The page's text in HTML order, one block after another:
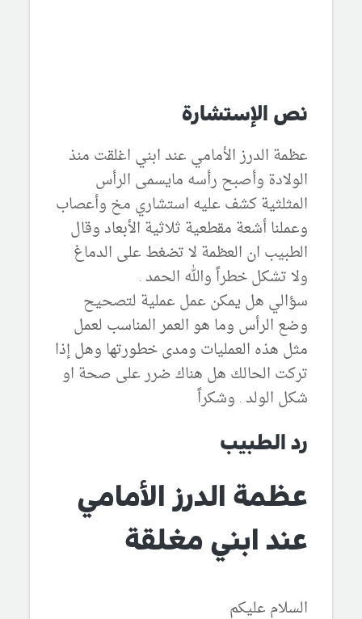
نص الإستشارة
عظمة الدرز الأمامي عند ابني اغلقت منذ
الولادة وأصبح رأسه مايسمى الرأس
المثلثية كشف عليه استشاري مخ وأعصاب
وعملنا أشعة مقطعية ثلاثية الأبعاد وقال
الطبيب ان العظمة لا تضغط على الدماغ
ولا تشكل خطراً والله الحمد .
سؤالي هل يمكن عمل عملية لتصحيح
وضع الرأس وما هو العمر المناسب لعمل
مثل هذه العمليات ومدى خطورتها وهل إذا
تركت الحالك هل هناك ضرر على صحة او
شكل الولد . وشكراً
رد الطبيب
عظمة الدرز الأمامي
عند ابني مغلقة
السلام عليكم